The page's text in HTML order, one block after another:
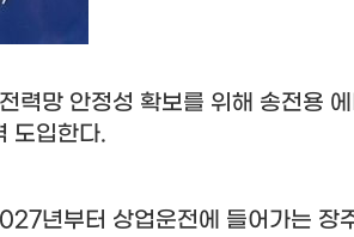
력망 안정성 확보를 위해 송전용
도입한다.
년부터 상업운전에 들어가는 장